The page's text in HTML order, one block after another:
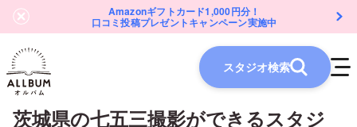
Amazonギフトカード1,000円分！
口コミ投稿プレゼントキャンペーン実施中
スタジオ検索
茨城県の七五三撮影ができるスタジ